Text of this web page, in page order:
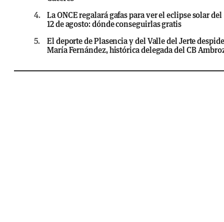
4.
La ONCE regalará gafas para ver el eclipse solar del
12 de agosto: dónde conseguirlas gratis
5.
El deporte de Plasencia y del Valle del Jerte
María Fernández, histórica delegada del CB